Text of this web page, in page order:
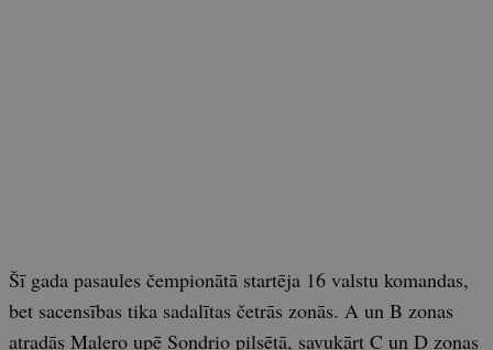
Šī gada pasaules čempionātā startēja 16 valstu komandas,
bet sacensības tika sadalītas četrās zonās. A un B zonas
atradās Malero upē Sondrio pilsētā, savukārt C un D zonas